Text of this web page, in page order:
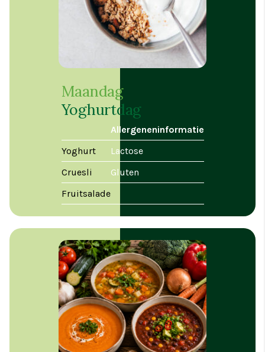
Maandag
Yoghurtdag
Allergeneninformatie
Yoghurt
Lactose
Cruesli
Gluten
Fruitsalade